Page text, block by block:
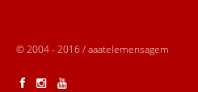
© 2004 - 2016 / aaatelemensagem